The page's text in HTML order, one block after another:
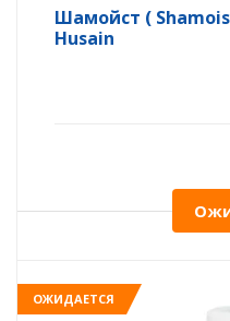
Шамойст (
Husain
ОЖИДАЕТСЯ